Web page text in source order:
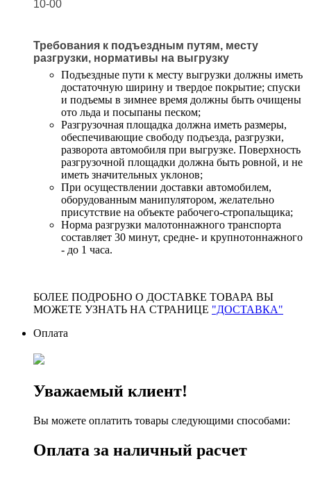
10-00
Требования к подъездным путям, месту
разгрузки, нормативы на выгрузку
Подъездные пути к месту выгрузки должны иметь
достаточную ширину и твердое покрытие; спуски
и подъемы в зимнее время должны быть очищены
ото льда и посыпаны песком;
Разгрузочная площадка должна иметь размеры,
обеспечивающие свободу подъезда, разгрузки,
разворота автомобиля при выгрузке. Поверхность
разгрузочной площадки должна быть ровной, и не
иметь значительных уклонов;
При осуществлении доставки автомобилем,
оборудованным манипулятором, желательно
присутствие на объекте рабочего-стропальщика;
Норма разгрузки малотоннажного транспорта
составляет 30 минут, средне- и крупнотоннажного
- до 1 часа.
БОЛЕЕ ПОДРОБНО О ДОСТАВКЕ ТОВАРА ВЫ
МОЖЕТЕ УЗНАТЬ НА СТРАНИЦЕ "ДОСТАВКА"
Оплата
Уважаемый клиент!
Вы можете оплатить товары следующими способами:
Оплата за наличный расчет